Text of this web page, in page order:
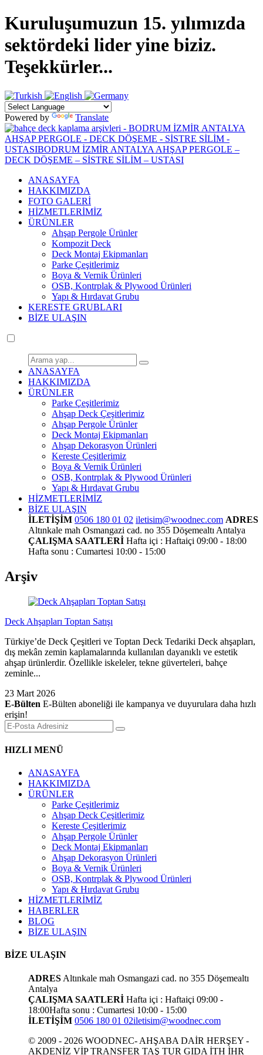
Kuruluşumuzun 15. yılımızda
sektördeki lider yine biziz.
Teşekkürler...
Powered by Translate
ANASAYFA
HAKKIMIZDA
FOTO GALERİ
HİZMETLERİMİZ
ÜRÜNLER
Ahşap Pergole Ürünler
Kompozit Deck
Deck Montaj Ekipmanları
Parke Çeşitlerimiz
Boya & Vernik Ürünleri
OSB, Kontrplak & Plywood Ürünleri
Yapı & Hırdavat Grubu
KERESTE GRUBLARI
BİZE ULAŞIN
ANASAYFA
HAKKIMIZDA
ÜRÜNLER
Parke Çeşitlerimiz
Ahşap Deck Çeşitlerimiz
Ahşap Pergole Ürünler
Deck Montaj Ekipmanları
Ahşap Dekorasyon Ürünleri
Kereste Çeşitlerimiz
Boya & Vernik Ürünleri
OSB, Kontrplak & Plywood Ürünleri
Yapı & Hırdavat Grubu
HİZMETLERİMİZ
BİZE ULAŞIN
İLETİŞİM 0506 180 01 02 iletisim@woodnec.com ADRES
Altınkale mah Osmangazi cad. no 355 Döşemealtı Antalya
ÇALIŞMA SAATLERİ Hafta içi : Haftaiçi 09:00 - 18:00
Hafta sonu : Cumartesi 10:00 - 15:00
Arşiv
Deck Ahşapları Toptan Satışı
Türkiye’de Deck Çeşitleri ve Toptan Deck Tedariki Deck ahşapları,
dış mekân zemin kaplamalarında kullanılan dayanıklı ve estetik
ahşap ürünlerdir. Özellikle iskeleler, tekne güverteleri, bahçe
zeminle...
23 Mart 2026
E-Bülten E-Bülten aboneliği ile kampanya ve duyurulara daha hızlı
erişin!
HIZLI MENÜ
ANASAYFA
HAKKIMIZDA
ÜRÜNLER
Parke Çeşitlerimiz
Ahşap Deck Çeşitlerimiz
Kereste Çeşitlerimiz
Ahşap Pergole Ürünler
Deck Montaj Ekipmanları
Ahşap Dekorasyon Ürünleri
Boya & Vernik Ürünleri
OSB, Kontrplak & Plywood Ürünleri
Yapı & Hırdavat Grubu
HİZMETLERİMİZ
HABERLER
BLOG
BİZE ULAŞIN
BİZE ULAŞIN
ADRES Altınkale mah Osmangazi cad. no 355 Döşemealtı
Antalya
ÇALIŞMA SAATLERİ Hafta içi : Haftaiçi 09:00 -
18:00Hafta sonu : Cumartesi 10:00 - 15:00
İLETİŞİM 0506 180 01 02iletisim@woodnec.com
© 2009 - 2026 WOODNEC- AHŞABA DAİR HERŞEY -
AKDENİZ VİP TRANSFER TAŞ TUR GIDA İTH İHR